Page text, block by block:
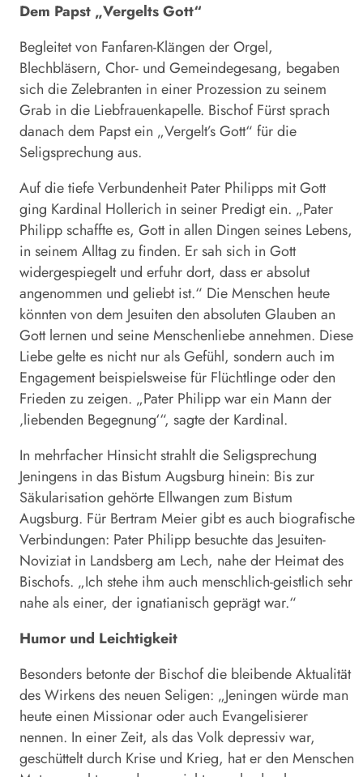
Dem Papst „Vergelts Gott“
Begleitet von Fanfaren-Klängen der Orgel,
Blechbläsern, Chor- und Gemeindegesang, begaben
sich die Zelebranten in einer Prozession zu seinem
Grab in die Liebfrauenkapelle. Bischof Fürst sprach
danach dem Papst ein „Vergelt’s Gott“ für die
Seligsprechung aus.
Auf die tiefe Verbundenheit Pater Philipps mit Gott
ging Kardinal Hollerich in seiner Predigt ein. „Pater
Philipp schaffte es, Gott in allen Dingen seines Lebens,
in seinem Alltag zu finden. Er sah sich in Gott
widergespiegelt und erfuhr dort, dass er absolut
angenommen und geliebt ist.“ Die Menschen heute
könnten von dem Jesuiten den absoluten Glauben an
Gott lernen und seine Menschenliebe annehmen. Diese
Liebe gelte es nicht nur als Gefühl, sondern auch im
Engagement beispielsweise für Flüchtlinge oder den
Frieden zu zeigen. „Pater Philipp war ein Mann der
‚liebenden Begegnung‘“, sagte der Kardinal.
In mehrfacher Hinsicht strahlt die Seligsprechung
Jeningens in das Bistum Augsburg hinein: Bis zur
Säkularisation gehörte Ellwangen zum Bistum
Augsburg. Für Bertram Meier gibt es auch biografische
Verbindungen: Pater Philipp besuchte das Jesuiten-
Noviziat in Landsberg am Lech, nahe der Heimat des
Bischofs. „Ich stehe ihm auch menschlich-geistlich sehr
nahe als einer, der ignatianisch geprägt war.“
Humor und Leichtigkeit
Besonders betonte der Bischof die bleibende Aktualität
des Wirkens des neuen Seligen: „Jeningen würde man
heute einen Missionar oder auch Evangelisierer
nennen. In einer Zeit, als das Volk depressiv war,
geschüttelt durch Krise und Krieg, hat er den Menschen